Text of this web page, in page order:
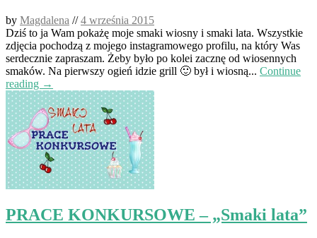
by Magdalena //4 września 2015
Dziś to ja Wam pokażę moje smaki wiosny i smaki lata. Wszystkie
zdjęcia pochodzą z mojego instagramowego profilu, na który Was
serdecznie zapraszam. Żeby było po kolei zacznę od wiosennych
smaków. Na pierwszy ogień idzie grill 🙂 był i wiosną... Continue
reading →
PRACE KONKURSOWE – „Smaki lata”